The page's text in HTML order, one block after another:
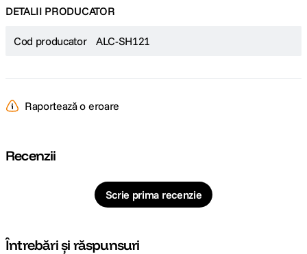
DETALII PRODUCATOR
Cod producator ALC-SH121
Raportează o eroare
Recenzii
Scrie prima recenzie
Întrebări și răspunsuri